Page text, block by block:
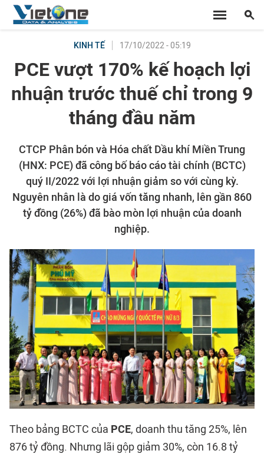
KINH TẾ 17/10/2022 - 05:19
PCE vượt 170% kế hoạch lợi
nhuận trước thuế chỉ trong 9
tháng đầu năm
CTCP Phân bón và Hóa chất Dầu khí Miền Trung
(HNX: PCE) đã công bố báo cáo tài chính (BCTC)
quý II/2022 với lợi nhuận giảm so với cùng kỳ.
Nguyên nhân là do giá vốn tăng nhanh, lên gần 860
tỷ đồng (26%) đã bào mòn lợi nhuận của doanh
nghiệp.
Theo bảng BCTC của PCE, doanh thu tăng 25%, lên
876 tỷ đồng. Nhưng lãi gộp giảm 30%, còn 16.8 tỷ